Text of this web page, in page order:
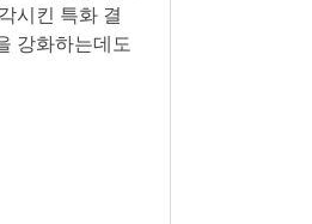
시킨 특화 결
강화하는데도